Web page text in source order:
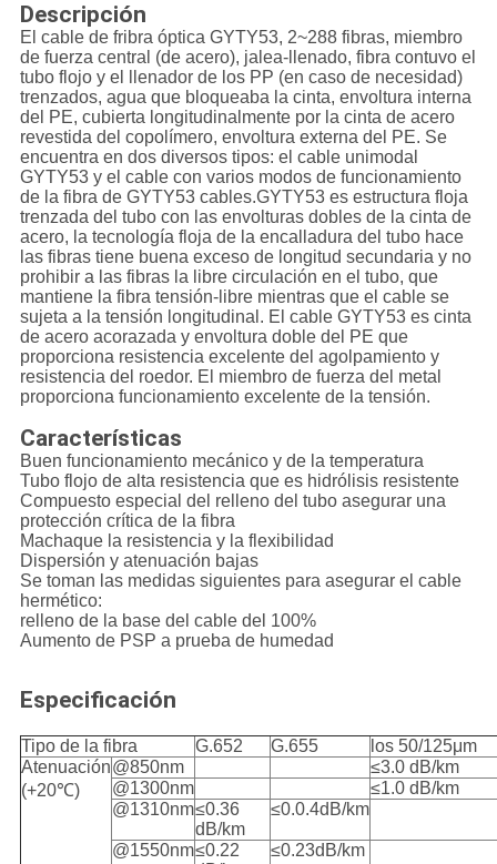
Descripción
El cable de fribra óptica GYTY53, 2~288 fibras, miembro
de fuerza central (de acero), jalea-llenado, fibra contuvo el
tubo flojo y el llenador de los PP (en caso de necesidad)
trenzados, agua que bloqueaba la cinta, envoltura interna
del PE, cubierta longitudinalmente por la cinta de acero
revestida del copolímero, envoltura externa del PE. Se
encuentra en dos diversos tipos: el cable unimodal
GYTY53 y el cable con varios modos de funcionamiento
de la fibra de GYTY53 cables.GYTY53 es estructura floja
trenzada del tubo con las envolturas dobles de la cinta de
acero, la tecnología floja de la encalladura del tubo hace
las fibras tiene buena exceso de longitud secundaria y no
prohibir a las fibras la libre circulación en el tubo, que
mantiene la fibra tensión-libre mientras que el cable se
sujeta a la tensión longitudinal. El cable GYTY53 es cinta
de acero acorazada y envoltura doble del PE que
proporciona resistencia excelente del agolpamiento y
resistencia del roedor. El miembro de fuerza del metal
proporciona funcionamiento excelente de la tensión.
Características
Buen funcionamiento mecánico y de la temperatura
Tubo flojo de alta resistencia que es hidrólisis resistente
Compuesto especial del relleno del tubo asegurar una
protección crítica de la fibra
Machaque la resistencia y la flexibilidad
Dispersión y atenuación bajas
Se toman las medidas siguientes para asegurar el cable
hermético:
relleno de la base del cable del 100%
Aumento de PSP a prueba de humedad
Especificación
Tipo de la fibra G.652 G.655
los 50/125μm
Atenuación
(+20℃)
@850nm
≤3.0 dB/km
@1300nm
≤1.0 dB/km
@1310nm≤0.36
dB/km
≤0.0.4dB/km
@1550nm≤0.22
≤0.23dB/km